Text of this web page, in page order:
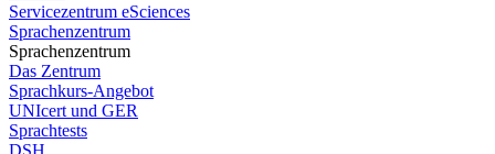
Servicezentrum eSciences
Sprachenzentrum
Sprachenzentrum
Das Zentrum
Sprachkurs-Angebot
UNIcert und GER
Sprachtests
DSH